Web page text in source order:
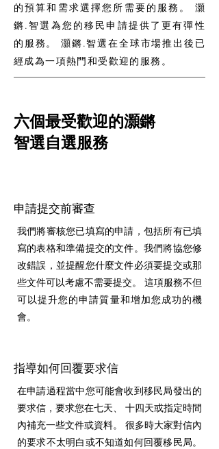
的預算和需求選擇您所需要的服務。 灝
鏘.智選為您的移民申請提供了更有彈性
的服務。 灝鏘.智選在全球市場推出後已
經成為一項熱門和受歡迎的服務。
六個最受歡迎的灝鏘
智選自選服務
申請提交前審查
我們將審核您已填寫的申請，包括所有已填
寫的表格和準備提交的文件。我們將協您修
改錯誤，並提醒您什麼文件必須要提交或那
些文件可以考慮不需要提交。 這項服務不但
可以提升您的申請質量和增加您成功的機
會。
指導如何回覆要求信
在申請過程當中您可能會收到移民局發出的
要求信，要求您在七天、 十四天或指定時間
內補充一些文件或資料。 很多時大家對信內
的要求不太明白或不知道如何回覆移民局。